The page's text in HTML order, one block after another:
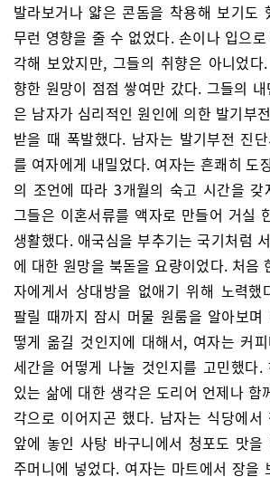
발라보거나 얇은 콘돔을 착용해 보기도
무런 영향을 줄 수 없었다. 손이나 입으
각해 보았지만, 그들의 취향은 아니었
향한 원망이 점점 쌓여만 갔다. 그들의
은 남자가 심리적인 원인에 의한 발기부
받을 때 폭발했다. 남자는 발기부전 진
를 여자에게 내밀었다. 여자는 흔쾌히 도
의 조언에 따라 3개월의 숙고 시간을 갖
그들은 이혼서류를 액자로 만들어 거실
생활했다. 애국심을 부추기는 국기처럼
에 대한 원망을 북돋을 요량이었다. 처음
자에게서 상대방을 없애기 위해 노력했
팔릴 때까지 잠시 머물 원룸을 알아보며
떻게 옮길 것인지에 대해서, 여자는 커
세간을 어떻게 나눌 것인지를 고민했다.
있는 삶에 대한 생각은 도리어 언제나 함
각으로 이어지곤 했다. 남자는 식당에서
앞에 놓인 사탕 바구니에서 청포도 맛
주머니에 넣었다. 여자는 마트에서 장을